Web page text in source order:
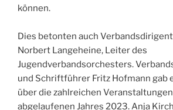
können.
Dies betonten auch
Norbert Langeheine, Leiter des
Jugendverbandsorchesters.
und Schriftführer Fritz Hofmann gab
über die zahlreichen
abgelaufenen Jahres 2023. Anja